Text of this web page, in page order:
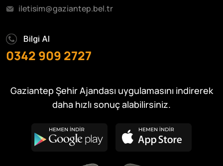
iletisim@gaziantep.bel.tr
Bilgi Al
0342 909 2727
Gaziantep Şehir Ajandası uygulamasını indirerek
daha hızlı sonuç alabilirsiniz.